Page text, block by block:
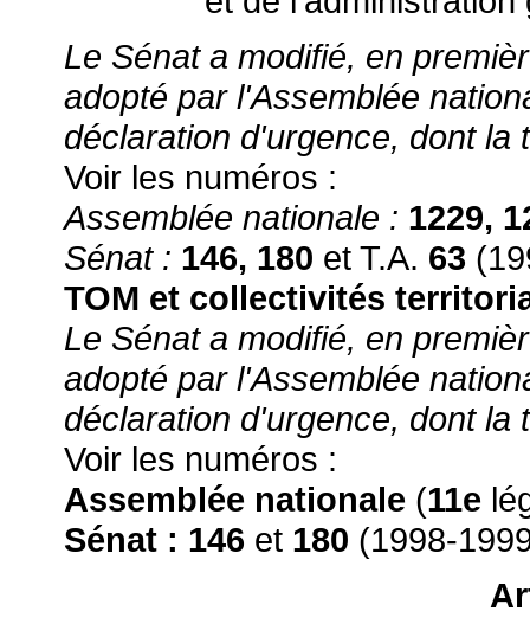
Le Sénat a modifié, en
adopté par l'Assemblée
déclaration d'urgence, dont la
Voir les numéros :
Assemblée nationale : 1229,
Sénat : 146, 180 et T.A. 63
TOM et collectivités
Le Sénat a modifié, en
adopté par l'Assemblée
déclaration d'urgence, dont la
Voir les numéros :
Assemblée nationale (11e
Sénat : 146 et 180 (1998-